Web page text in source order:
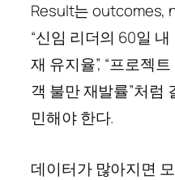
Result는 outcomes,
“신임 리더의 60일 내
재 유지율”, “프로젝
객 불만 재발률”처럼
민해야 한다.
데이터가 많아지면